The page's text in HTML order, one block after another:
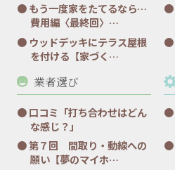
もう一度家をたてるなら…
費用編〈最終回〉…
ウッドデッキにテラス屋根
を付ける【家づく…
業者選び
口コミ「打ち合わせはどん
な感じ？」
第７回 間取り・動線への
願い【夢のマイホ…